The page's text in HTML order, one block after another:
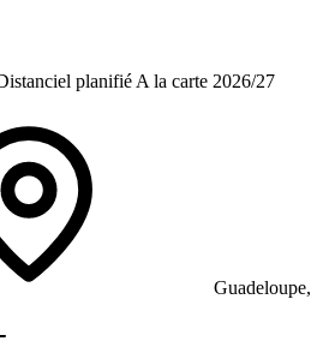
planifié A la carte 2026/27
Guadeloupe,